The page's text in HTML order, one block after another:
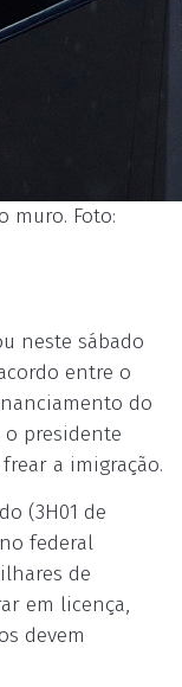
muro. Foto:
neste sábado
entre o
do
presidente
a imigração.
(3H01 de
federal
de
em licença,
devem